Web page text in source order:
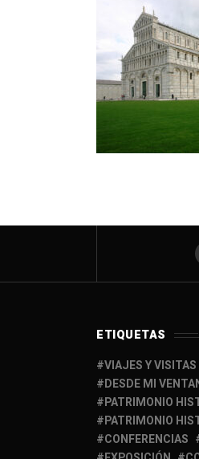
ETIQUETAS
VIAJES Y
DESDE MI
PATRIMONIO
PATRIMONIO
CONFERENCIAS